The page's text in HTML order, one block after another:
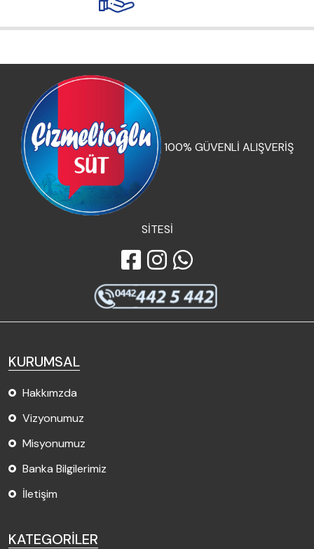
100% GÜVENLİ ALIŞVERİŞ
SİTESİ
KURUMSAL
Hakkımzda
Vizyonumuz
Misyonumuz
Banka Bilgilerimiz
İletişim
KATEGORİLER